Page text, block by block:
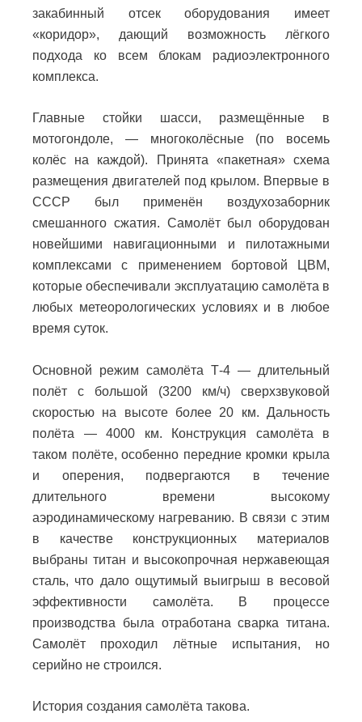
закабинный отсек оборудования имеет
«коридор», дающий возможность лёгкого
подхода ко всем блокам радиоэлектронного
комплекса.
Главные стойки шасси, размещённые в
мотогондоле, — многоколёсные (по восемь
колёс на каждой). Принята «пакетная» схема
размещения двигателей под крылом. Впервые в
СССР был применён воздухозаборник
смешанного сжатия. Самолёт был оборудован
новейшими навигационными и пилотажными
комплексами с применением бортовой ЦВМ,
которые обеспечивали эксплуатацию самолёта в
любых метеорологических условиях и в любое
время суток.
Основной режим самолёта Т-4 — длительный
полёт с большой (3200 км/ч) сверхзвуковой
скоростью на высоте более 20 км. Дальность
полёта — 4000 км. Конструкция самолёта в
таком полёте, особенно передние кромки крыла
и оперения, подвергаются в течение
длительного времени высокому
аэродинамическому нагреванию. В связи с этим
в качестве конструкционных материалов
выбраны титан и высокопрочная нержавеющая
сталь, что дало ощутимый выигрыш в весовой
эффективности самолёта. В процессе
производства была отработана сварка титана.
Самолёт проходил лётные испытания, но
серийно не строился.
История создания самолёта такова.